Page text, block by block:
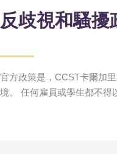
反歧視和騷擾
官方政策是，CCST卡爾加
境。 任何雇員或學生都不得